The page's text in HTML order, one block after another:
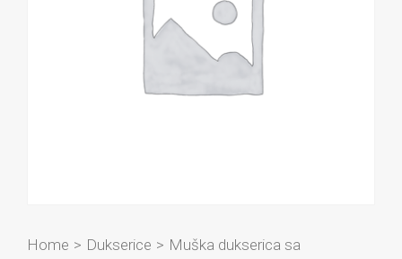
Home > Dukserice > Muška dukserica sa